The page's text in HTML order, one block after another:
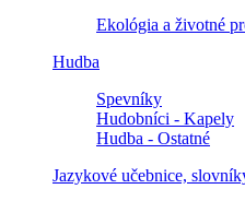
Ekológia a životné
Hudba
Spevníky
Hudobníci - Kapely
Hudba - Ostatné
Jazykové učebnice,